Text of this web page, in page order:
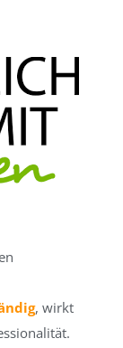
, wirkt